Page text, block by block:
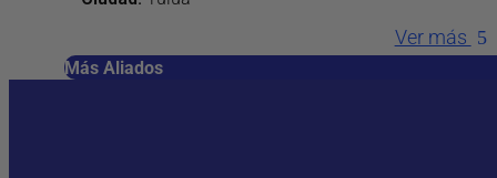
Ver más
Más Aliados